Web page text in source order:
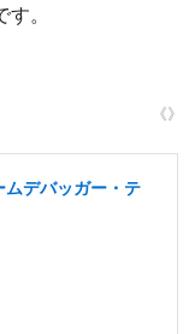
。
《》
デバッガー・テ